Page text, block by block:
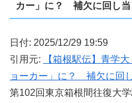
カー」に？ 補欠に回し当
日付: 2025/12/29 19:59
引用元:
【箱根駅伝】青学
ョーカー」に？ 補欠に回
第102回東京箱根間往復大